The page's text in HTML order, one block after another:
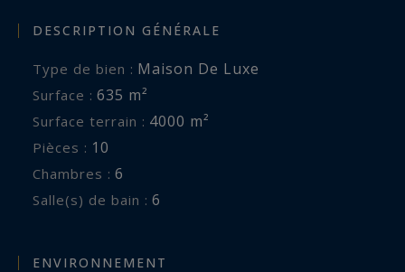
DESCRIPTION GÉNÉRALE
Type de bien : Maison De Luxe
Surface : 635 m²
Surface terrain : 4000 m²
Pièces : 10
Chambres : 6
Salle(s) de bain : 6
ENVIRONNEMENT